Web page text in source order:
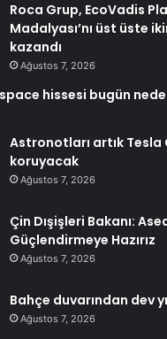
Roca Grup, EcoVadis
Madalyası’nı üst üste
kazandı
Ağustos 7, 2026
hissesi bugün
Astronotları artık
koruyacak
Ağustos 7, 2026
Çin Dışişleri Bakanı:
Güçlendirmeye Hazırız
Ağustos 7, 2026
Bahçe duvarından dev
Ağustos 7, 2026